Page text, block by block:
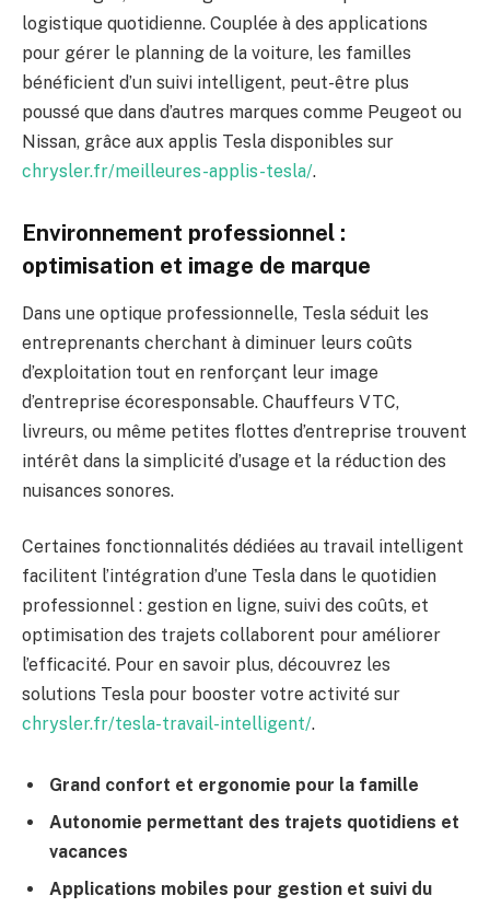
logistique quotidienne. Couplée à des applications
pour gérer le planning de la voiture, les familles
bénéficient d’un suivi intelligent, peut-être plus
poussé que dans d’autres marques comme Peugeot ou
Nissan, grâce aux applis Tesla disponibles sur
chrysler.fr/meilleures-applis-tesla/.
Environnement professionnel :
optimisation et image de marque
Dans une optique professionnelle, Tesla séduit les
entreprenants cherchant à diminuer leurs coûts
d’exploitation tout en renforçant leur image
d’entreprise écoresponsable. Chauffeurs VTC,
livreurs, ou même petites flottes d’entreprise trouvent
intérêt dans la simplicité d’usage et la réduction des
nuisances sonores.
Certaines fonctionnalités dédiées au travail intelligent
facilitent l’intégration d’une Tesla dans le quotidien
professionnel : gestion en ligne, suivi des coûts, et
optimisation des trajets collaborent pour améliorer
l’efficacité. Pour en savoir plus, découvrez les
solutions Tesla pour booster votre activité sur
chrysler.fr/tesla-travail-intelligent/.
Grand confort et ergonomie pour la famille
Autonomie permettant des trajets quotidiens et
vacances
Applications mobiles pour gestion et suivi du